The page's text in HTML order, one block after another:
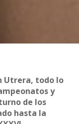
Utrera, todo lo
y
de los
hasta la